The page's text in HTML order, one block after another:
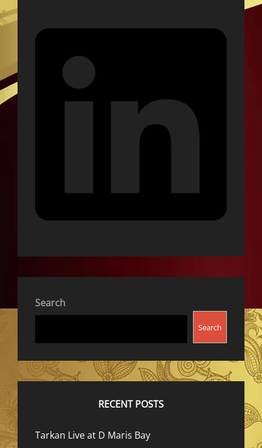
Search
Search
RECENT POSTS
Tarkan Live at D Maris Bay